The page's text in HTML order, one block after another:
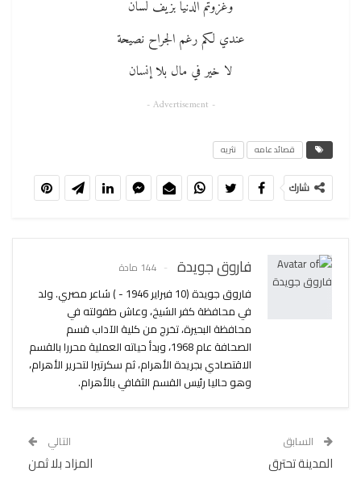
وغزوتم الدنيا بزيف لسان
عندي لكم رغم الجراح نصيحة
لا خير في مال بلا إنسان
- Advertisement -
قصائد عامه نثريه
شارك
فاروق جويدة 144 مادة
فاروق جويدة (10 فبراير 1946 - ) شاعر مصري. ولد
في محافظة كفر الشيخ، وعاش طفولته في
محافظة البحيرة، تخرج من كلية الآداب قسم
الصحافة عام 1968، وبدأ حياته العملية محررا بالقسم
الاقتصادي بجريدة الأهرام، ثم سكرتيرا لتحرير الأهرام،
وهو حاليا رئيس القسم الثقافي بالأهرام.
السابق
المدينة تحترق
التالي
المزاد بلا ثمن